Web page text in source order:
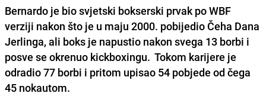
Bernardo je bio svjetski bokserski prvak po WBF
verziji nakon što je u maju 2000. pobijedio Čeha Dana
Jerlinga, ali boks je napustio nakon svega 13 borbi i
posve se okrenuo kickboxingu. Tokom karijere je
odradio 77 borbi i pritom upisao 54 pobjede od čega
45 nokautom.